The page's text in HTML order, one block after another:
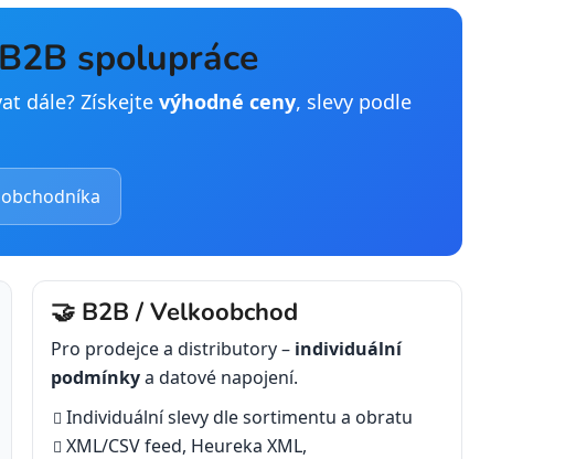
spolupráce
dále? Získejte výhodné ceny, slevy podle
🤝 B2B / Velkoobchod
Pro prodejce a distributory – individuální
podmínkya datové napojení.
Individuální slevy dle sortimentu a obratu
XML/CSV feed, Heureka XML,